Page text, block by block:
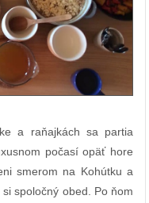
a raňajkách sa partia
počasí opäť hore
smerom na Kohútku a
spoločný obed. Po ňom